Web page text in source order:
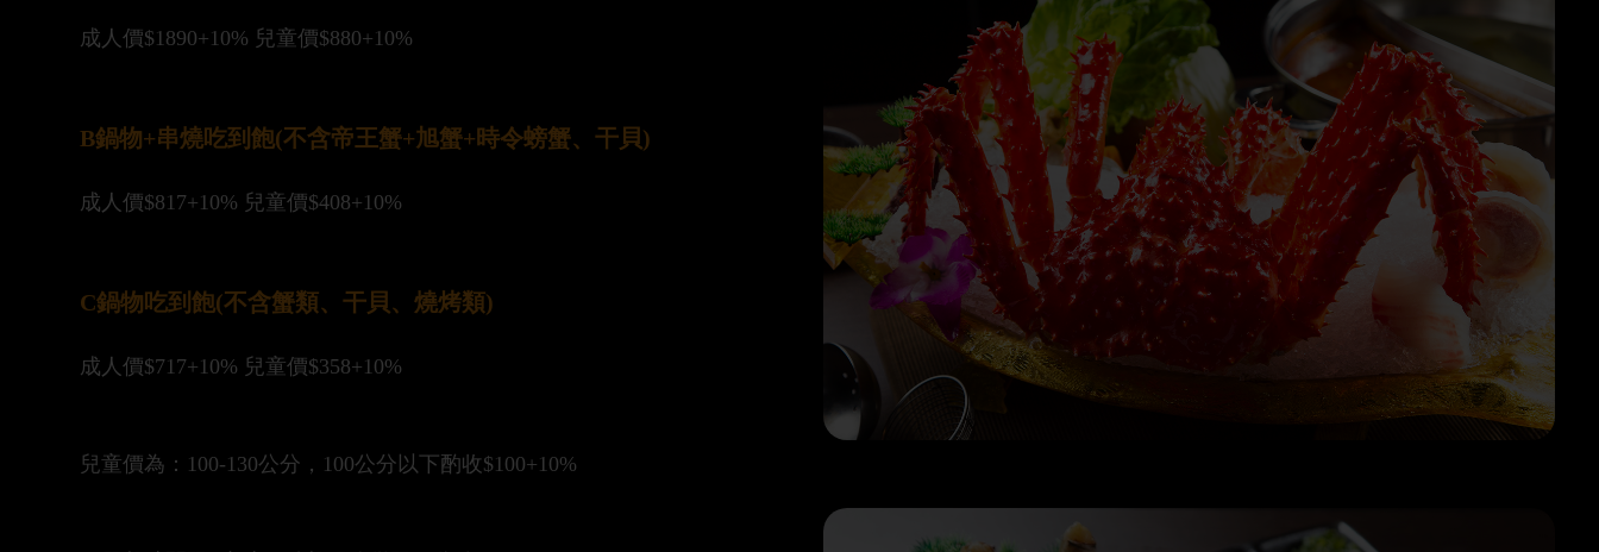
成人價$1890+10% 兒童價$880+10%
B鍋物+串燒吃到飽(不含帝王蟹+旭蟹+時令螃蟹、干貝)
成人價$817+10% 兒童價$408+10%
C鍋物吃到飽(不含蟹類、干貝、燒烤類)
成人價$717+10% 兒童價$358+10%
兒童價為：100-130公分，100公分以下酌收$100+10%